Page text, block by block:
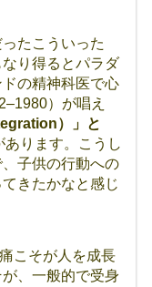
たこういった
なり得るとパラダ
の精神科医で心
）が唱え
）」と
あります。こうし
子供の行動への
きたかなと感じ
こそが人を成長
、一般的で受身